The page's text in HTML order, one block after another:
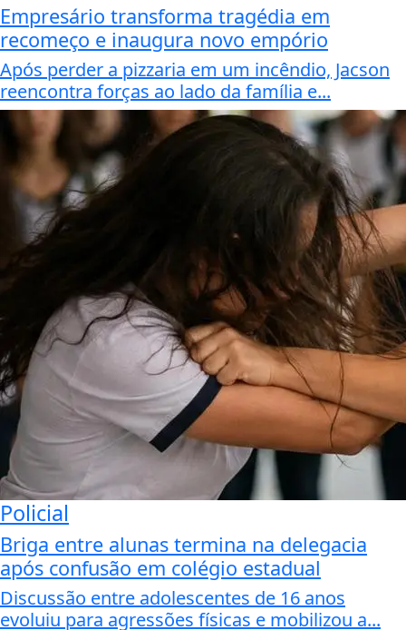
Empresário transforma tragédia em
recomeço e inaugura novo empório
Após perder a pizzaria em um incêndio, Jacson
reencontra forças ao lado da família e...
Policial
Briga entre alunas termina na delegacia
após confusão em colégio estadual
Discussão entre adolescentes de 16 anos
evoluiu para agressões físicas e mobilizou a...